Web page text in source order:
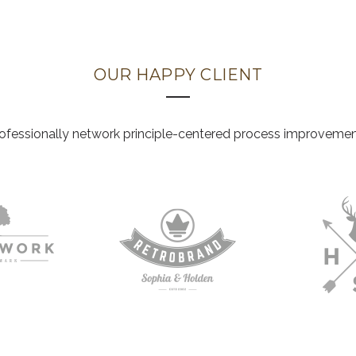
OUR HAPPY CLIENT
network principle-centered process